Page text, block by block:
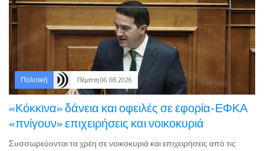
Πέμπτη 06.08.2026
«Κόκκινα» δάνεια και οφειλές σε εφορία-ΕΦΚΑ
«πνίγουν» επιχειρήσεις και νοικοκυριά
Συσσωρεύονται τα χρέη σε νοικοκυριά και επιχειρήσεις από τις
αποτυχημένες επιλογές της κυβέρνησης για την αντιμετώπιση του
ιδιωτικού χρέους. Το 2025 αυξήθηκαν 3,77 δις οι ληξιπρόθεσμες